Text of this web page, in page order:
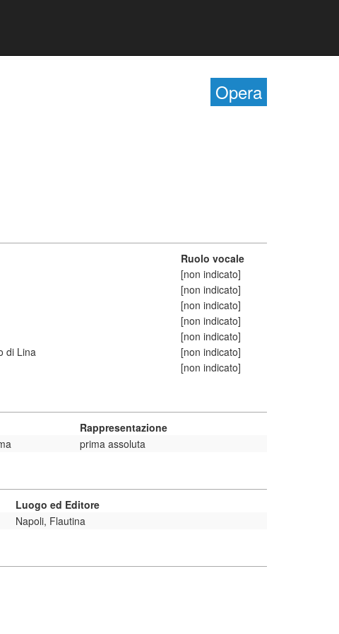
Opera
Ruolo vocale
[non indicato]
[non indicato]
[non indicato]
[non indicato]
[non indicato]
di Lina
[non indicato]
[non indicato]
Rappresentazione
prima assoluta
Luogo ed Editore
Napoli, Flautina